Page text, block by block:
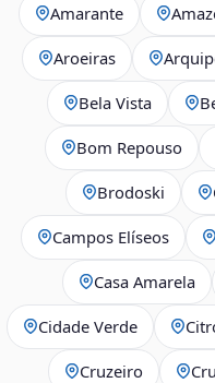
Amarante
Aroeiras
Bela Vista
Bom Repouso
Brodoski
Campos Elíseos
Casa Amarela
Cidade Verde
Cruzeiro